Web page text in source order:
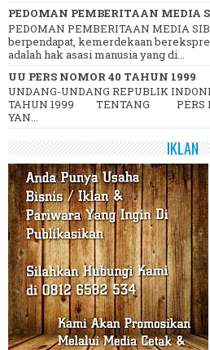
PEDOMAN PEMBERITAAN MEDIA
PEDOMAN PEMBERITAAN MEDIA
berpendapat, kemerdekaan
adalah hak asasi manusia yang di...
UU PERS NOMOR 40 TAHUN 1999
UNDANG-UNDANG REPUBLIK
TAHUN 1999 TENTANG PERS
YAN...
IKLAN